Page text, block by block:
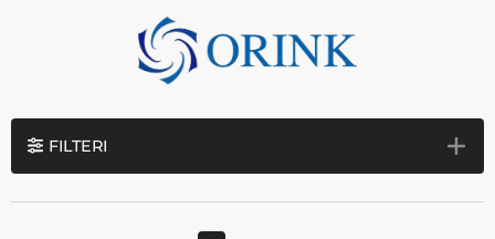
FILTERI